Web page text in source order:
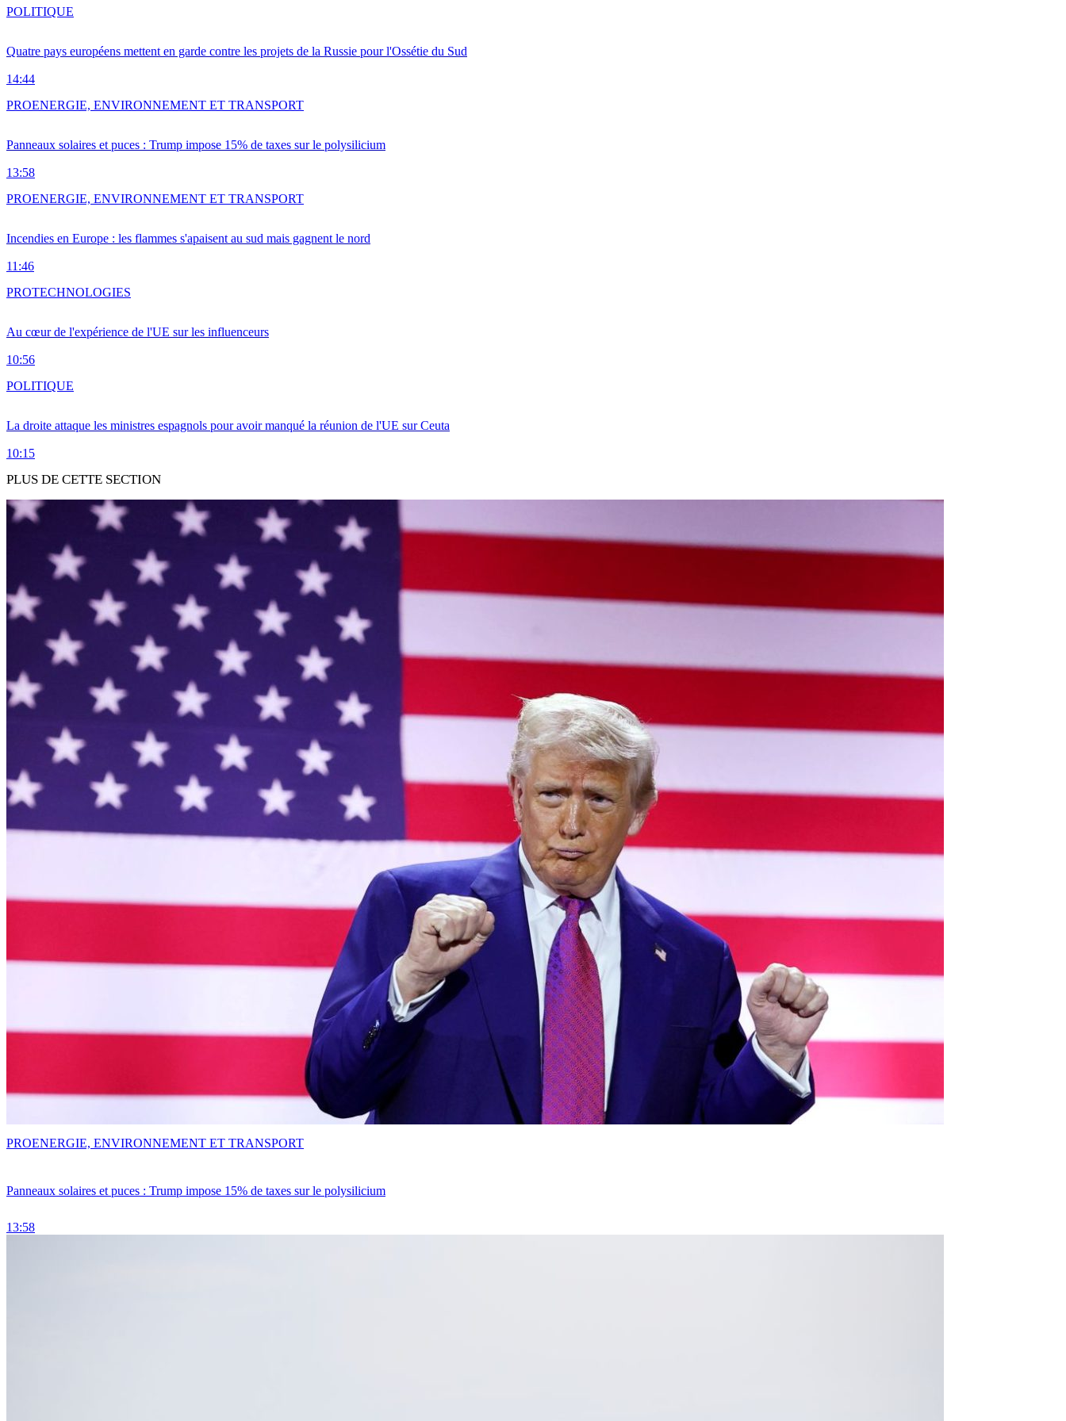
Quatre pays européens mettent en garde contre les projets de la Russie pour l'Ossétie du Sud
14:44
POLITIQUE
Panneaux solaires et puces : Trump impose 15% de taxes sur le polysilicium
13:58
PROENERGIE, ENVIRONNEMENT ET TRANSPORT
Incendies en Europe : les flammes s'apaisent au sud mais gagnent le nord
11:46
PROENERGIE, ENVIRONNEMENT ET TRANSPORT
Au cœur de l'expérience de l'UE sur les influenceurs
10:56
PROTECHNOLOGIES
La droite attaque les ministres espagnols pour avoir manqué la réunion de l'UE sur Ceuta
10:15
POLITIQUE
PLUS DE CETTE SECTION
Panneaux solaires et puces : Trump impose 15% de taxes sur le polysilicium
13:58
PROENERGIE, ENVIRONNEMENT ET TRANSPORT